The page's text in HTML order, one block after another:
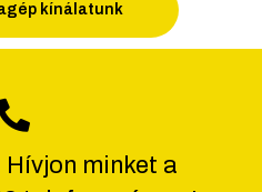
kínálatunk
Hívjon minket a